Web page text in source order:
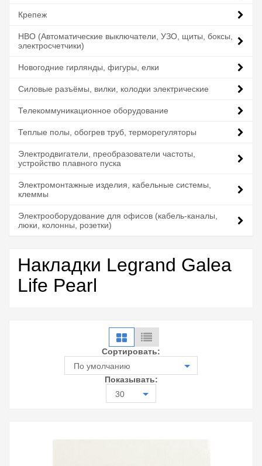
Крепеж
НВО (Автоматические выключатели, УЗО, щиты, боксы,
электросчетчики)
Новогодние гирлянды, фигуры, елки
Силовые разъёмы, вилки, колодки электрические
Телекоммуникационное оборудование
Теплые полы, обогрев труб, терморегуляторы
Электродвигатели, преобразователи частоты,
устройство плавного пуска
Электромонтажные изделия, кабельные системы,
клеммы
Электрооборудование для офисов (кабель-каналы,
люки, колонны, розетки)
Накладки Legrand Galea
Life Pearl
Сортировать:
По умолчанию
Показывать:
30